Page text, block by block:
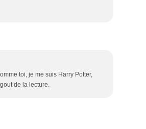
toi, je me suis Harry Potter,
de la lecture.